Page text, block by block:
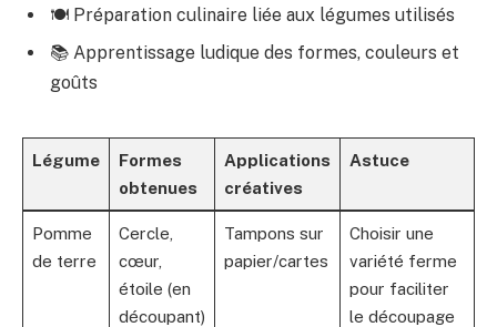
🍽️ Préparation culinaire liée aux légumes utilisés
📚 Apprentissage ludique des formes, couleurs et
goûts
Légume
Formes
obtenues
Applications
créatives
Astuce
Pomme
de terre
Cercle,
cœur,
étoile (en
découpant)
Tampons sur
papier/cartes
Choisir une
variété ferme
pour faciliter
le découpage